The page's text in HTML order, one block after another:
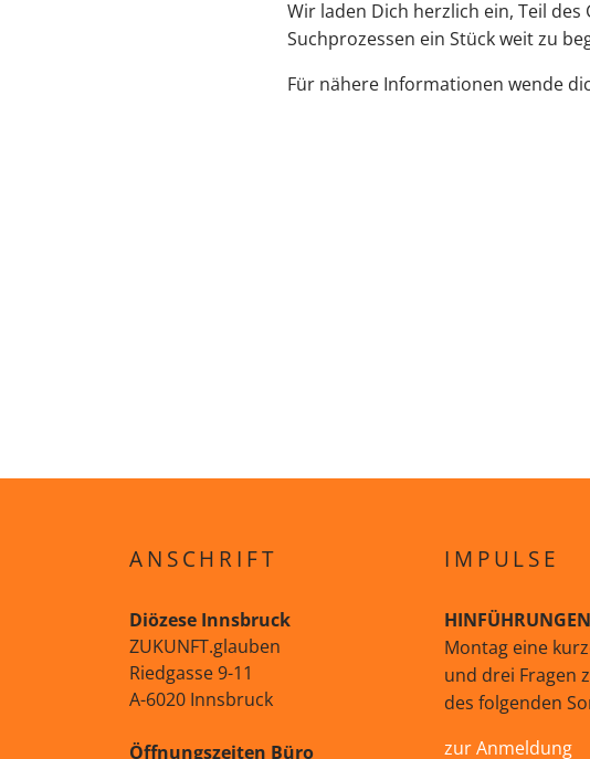
Wir laden Dich herzlich ein, Teil
Suchprozessen ein Stück weit zu
Für nähere Informationen wende
ANSCHRIFT
Diözese Innsbruck
ZUKUNFT.glauben
Riedgasse 9-11
A-6020 Innsbruck
Öffnungszeiten Büro
IMPULSE
HINFÜHRUNGEN
Montag eine
und drei Fragen
des folgenden
zur Anmeldung